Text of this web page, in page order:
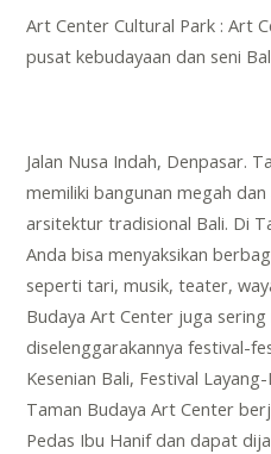
Art Center Cultural Park : Art
pusat kebudayaan dan seni
Jalan Nusa Indah, Denpasar.
memiliki bangunan megah
arsitektur tradisional Bali. Di
Anda bisa menyaksikan
seperti tari, musik, teater,
Budaya Art Center juga
diselenggarakannya festival-
Kesenian Bali, Festival
Taman Budaya Art Center
Pedas Ibu Hanif dan dapat